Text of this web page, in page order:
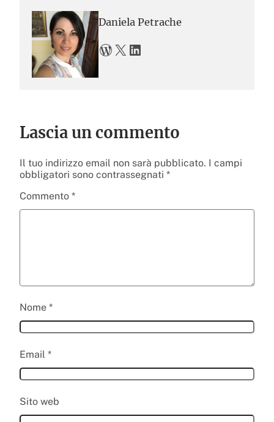
Daniela Petrache
WordPress X LinkedIn
Lascia un commento
Il tuo indirizzo email non sarà pubblicato. I campi
obbligatori sono contrassegnati *
Commento *
Nome *
Email *
Sito web